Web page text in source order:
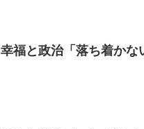
幸福と政治「落ち着かな